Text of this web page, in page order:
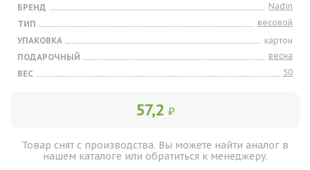
БРЕНД
Nadin
ТИП
весовой
УПАКОВКА
картон
ПОДАРОЧНЫЙ
весна
ВЕС
50
57,2 ₽
Товар снят с производства. Вы можете найти аналог в
нашем каталоге или обратиться к менеджеру.